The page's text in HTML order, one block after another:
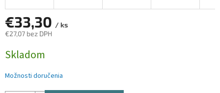
€33,30 / ks
€27,07 bez DPH
cena:
Skladom
Možnosti doručenia